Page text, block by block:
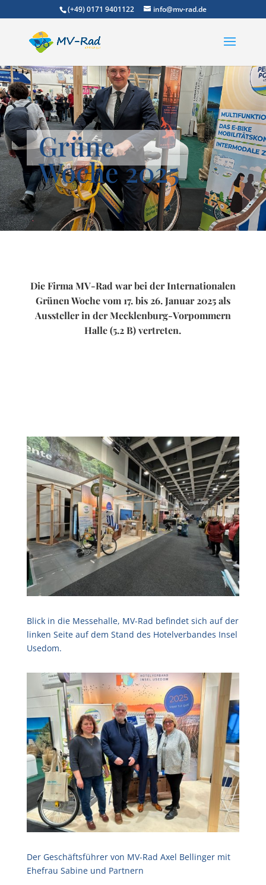
(+49) 0171 9401122 info@mv-rad.de
Grüne
Woche 2025
Die Firma MV-Rad war bei der Internationalen
Grünen Woche vom 17. bis 26. Januar 2025 als
Aussteller in der Mecklenburg-Vorpommern
Halle (5.2 B) vertreten.
Blick in die Messehalle, MV-Rad befindet sich auf der
linken Seite auf dem Stand des Hotelverbandes Insel
Usedom.
Der Geschäftsführer von MV-Rad Axel Bellinger mit
Ehefrau Sabine und Partnern